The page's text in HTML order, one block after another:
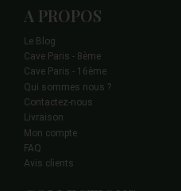
A PROPOS
Le Blog
Cave Paris - 8ème
Cave Paris - 16ème
Qui sommes nous ?
Contactez-nous
Livraison
Mon compte
FAQ
Avis clients